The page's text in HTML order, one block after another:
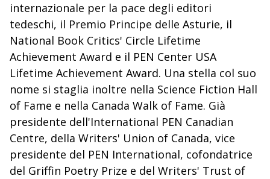
internazionale per la pace degli editori
tedeschi, il Premio Principe delle Asturie, il
National Book Critics' Circle Lifetime
Achievement Award e il PEN Center USA
Lifetime Achievement Award. Una stella col suo
nome si staglia inoltre nella Science Fiction Hall
of Fame e nella Canada Walk of Fame. Già
presidente dell'International PEN Canadian
Centre, della Writers' Union of Canada, vice
presidente del PEN International, cofondatrice
del Griffin Poetry Prize e del Writers' Trust of